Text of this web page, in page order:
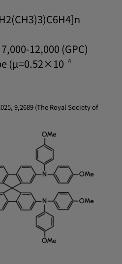
12,000 (GPC)
(μ=0.52×10⁻⁴
9,2689 (The Royal Society of